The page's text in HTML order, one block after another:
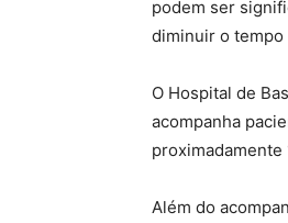
podem ser
diminuir o tempo
O Hospital de
acompanha
Além do